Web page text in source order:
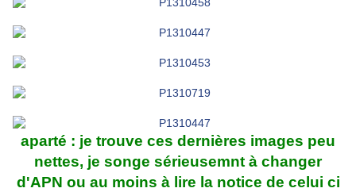
aparté : je trouve ces dernières images peu
nettes, je songe sérieusemnt à changer
d'APN ou au moins à lire la notice de celui ci